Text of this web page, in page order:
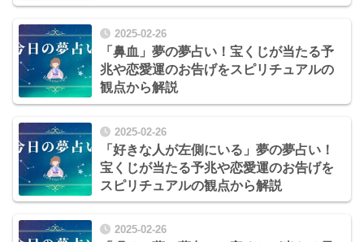
2025-02-26
「鼻血」夢の夢占い！宝くじが当たる予
兆や恋愛運のお告げをスピリチュアルの
観点から解説
2025-02-26
「好きな人が左側にいる」夢の夢占い！
宝くじが当たる予兆や恋愛運のお告げを
スピリチュアルの観点から解説
2025-02-26